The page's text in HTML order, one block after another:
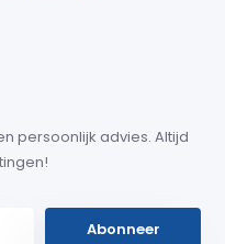
persoonlijk advies. Altijd
Abonneer